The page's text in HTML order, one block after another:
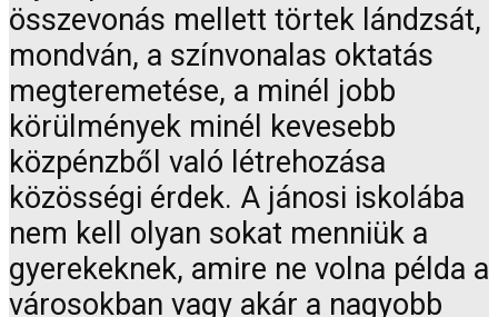
összevonás mellett törtek lándzsát,
mondván, a színvonalas oktatás
megteremetése, a minél jobb
körülmények minél kevesebb
közpénzből való létrehozása
közösségi érdek. A jánosi iskolába
nem kell olyan sokat menniük a
gyerekeknek, amire ne volna példa a
városokban vagy akár a nagyobb